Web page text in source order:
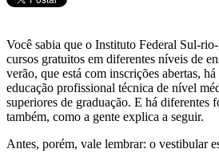
Você sabia que o Instituto Federal Sul-
cursos gratuitos em diferentes níveis de
verão, que está com inscrições abertas,
educação profissional técnica de nível
superiores de graduação. E há diferentes
também, como a gente explica a seguir.
Antes, porém, vale lembrar: o vestibular